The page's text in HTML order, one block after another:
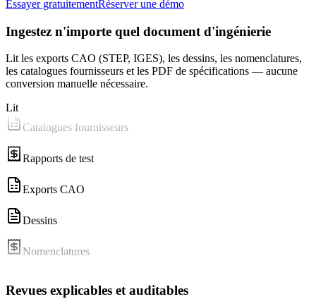
Essayer gratuitementRéserver une démo
Ingestez n'importe quel document d'ingénierie
Lit les exports CAO (STEP, IGES), les dessins, les nomenclatures,
les catalogues fournisseurs et les PDF de spécifications — aucune
conversion manuelle nécessaire.
Lit
Catalogues fournisseurs
Rapports de test
Exports CAO
Dessins
Nomenclatures
PDF de spécifications
Revues explicables et auditables